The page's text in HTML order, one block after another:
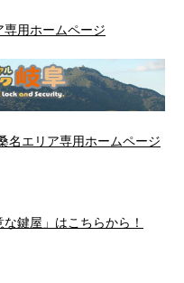
用ホームページ
エリア専用ホームページ
鍵屋」はこちらから！